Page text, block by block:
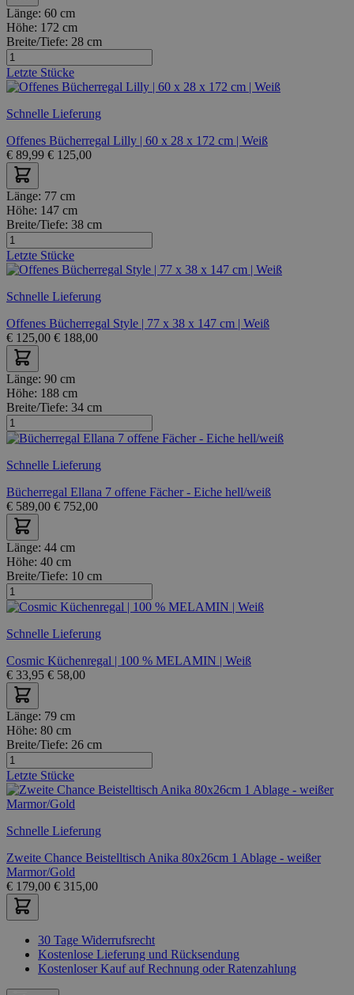
Länge: 60 cm
Höhe: 172 cm
Breite/Tiefe: 28 cm
Letzte Stücke
Schnelle Lieferung
Offenes Bücherregal Lilly | 60 x 28 x 172 cm | Weiß
€ 89,99 € 125,00
Länge: 77 cm
Höhe: 147 cm
Breite/Tiefe: 38 cm
Letzte Stücke
Schnelle Lieferung
Offenes Bücherregal Style | 77 x 38 x 147 cm | Weiß
€ 125,00 € 188,00
Länge: 90 cm
Höhe: 188 cm
Breite/Tiefe: 34 cm
Schnelle Lieferung
Bücherregal Ellana 7 offene Fächer - Eiche hell/weiß
€ 589,00 € 752,00
Länge: 44 cm
Höhe: 40 cm
Breite/Tiefe: 10 cm
Schnelle Lieferung
Cosmic Küchenregal | 100 % MELAMIN | Weiß
€ 33,95 € 58,00
Länge: 79 cm
Höhe: 80 cm
Breite/Tiefe: 26 cm
Letzte Stücke
Schnelle Lieferung
Zweite Chance Beistelltisch Anika 80x26cm 1 Ablage - weißer
Marmor/Gold
€ 179,00 € 315,00
30 Tage Widerrufsrecht
Kostenlose Lieferung und Rücksendung
Kostenloser Kauf auf Rechnung oder Ratenzahlung